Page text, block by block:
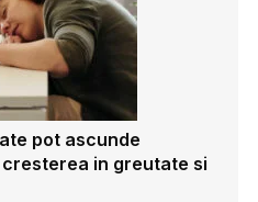
pot ascunde
in greutate si